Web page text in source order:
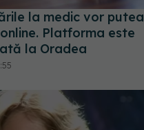
la medic vor putea
Platforma este
la Oradea